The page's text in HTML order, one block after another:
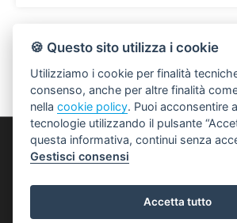
Punto 1 S.r.l.
Via Giacomo Matteotti, 122 - 40018
🍪 Questo sito utilizza i cookie
Utilizziamo i cookie per finalità
consenso, anche per altre finalità
nellacookie policy. Puoi acconsentire
tecnologie utilizzando il pulsante
questa informativa, continui senza
Gestisci consensi
Accetta tutto